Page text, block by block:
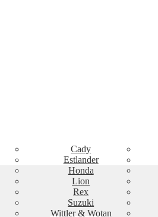
Cady
Estlander
Honda
Lion
Rex
Suzuki
Wittler & Wotan